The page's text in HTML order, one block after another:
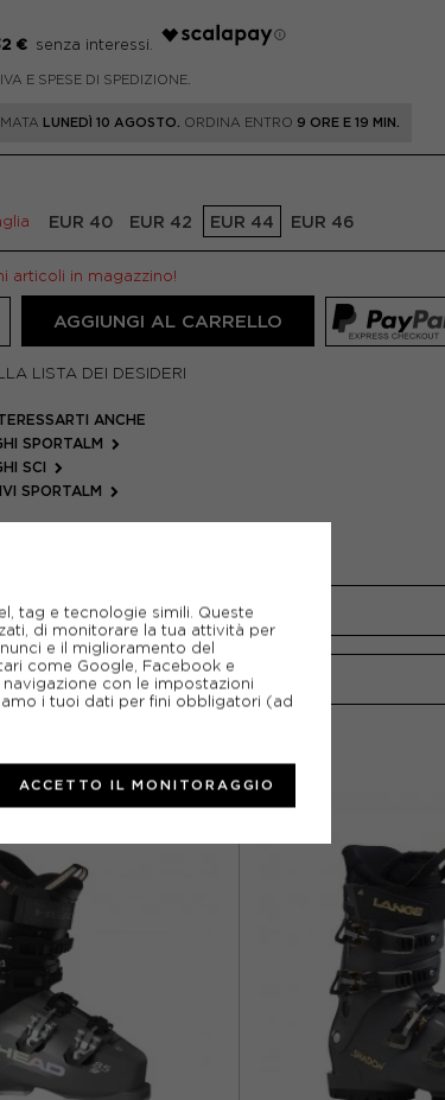
€
E SPESE DI SPEDIZIONE.
LUNEDÌ 10 AGOSTO. ORDINA ENTRO 9 ORE E 19 MIN.
EUR 40 EUR 42 EUR 44 EUR 46
articoli in magazzino!
AGGIUNGI AL CARRELLO
LISTA DEI DESIDERI
ANCHE
SPORTALM
SCI
SPORTALM
tag e tecnologie simili. Queste
di monitorare la tua attività per
e il miglioramento del
come Google, Facebook e
con le impostazioni
i tuoi dati per fini obbligatori (ad
ACCETTO IL MONITORAGGIO